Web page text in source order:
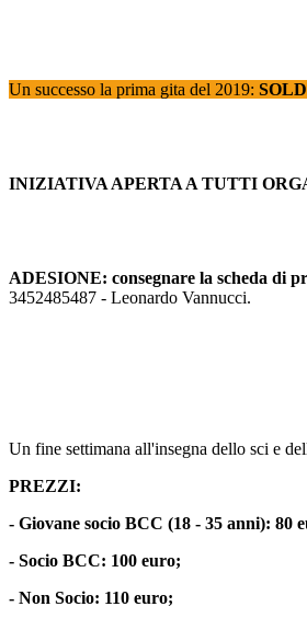
Un successo la prima gita del 2019:
INIZIATIVA APERTA A TUTTI
ADESIONE: consegnare la scheda di
3452485487 - Leonardo Vannucci.
Un fine settimana all'insegna dello sci e
PREZZI:
- Giovane socio BCC (18 - 35 anni): 80
- Socio BCC: 100 euro;
- Non Socio: 110 euro;